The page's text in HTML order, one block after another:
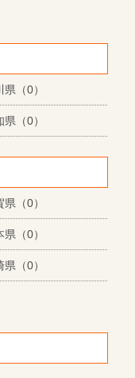
県（0）
県（0）
県（0）
県（0）
県（0）